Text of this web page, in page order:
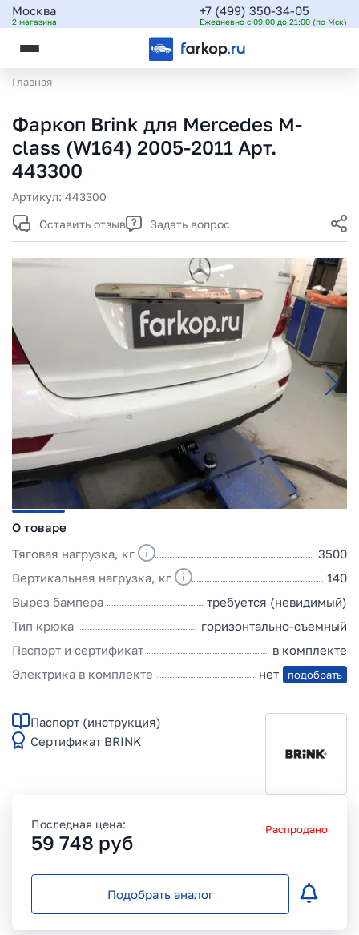
Москва
2 магазина
+7 (499) 350-34-05
Ежедневно с 09:00 до 21:00 (по Мск)
Главная
Фаркоп Brink для Mercedes M-
class (W164) 2005-2011 Арт.
443300
Артикул: 443300
Оставить отзыв
Задать вопрос
О товаре
Тяговая нагрузка, кг
3500
Вертикальная нагрузка, кг
140
Вырез бампера
требуется (невидимый)
Тип крюка
горизонтально-съемный
Паспорт и сертификат
в комплекте
Электрика в комплекте
нет подобрать
Паспорт (инструкция)
Сертификат BRINK
Последная цена:
59 748 руб
Распродано
Подобрать аналог